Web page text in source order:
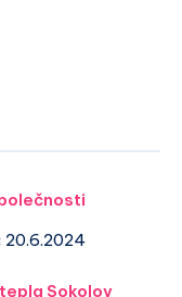
20.6.2024
Sokolov